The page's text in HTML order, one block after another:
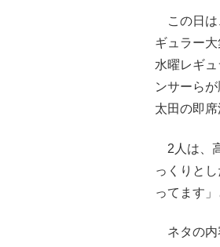
この日は
ギュラー
水曜レギ
ンサーら
太田の即席
2人は、
っくりと
ってます
ネタの内